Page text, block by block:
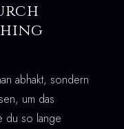
abhakt, sondern
um das
du so lange